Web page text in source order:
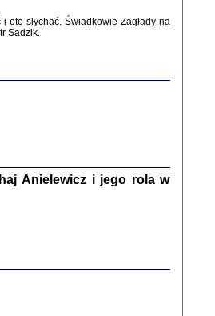
Warszawa 2017
o życiu w getcie i okupowanej
słychać. Świadkowie Zagłady na
Sadzik.
Anielewicz i jego rola w